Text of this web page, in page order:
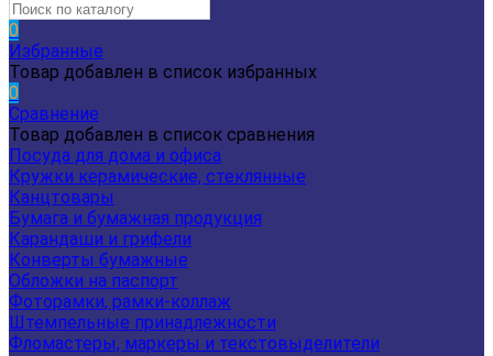
0
Избранные
Товар добавлен в список избранных
0
Сравнение
Товар добавлен в список сравнения
Посуда для дома и офиса
Кружки керамические, стеклянные
Канцтовары
Бумага и бумажная продукция
Карандаши и грифели
Конверты бумажные
Обложки на паспорт
Фоторамки, рамки-коллаж
Штемпельные принадлежности
Фломастеры, маркеры и текстовыделители